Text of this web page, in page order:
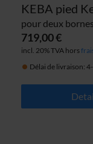
KEBA pied
pour deux
719,00 €
incl. 20% TVA hors
Délai de livraison: